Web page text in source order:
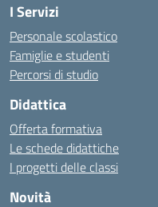
I Servizi
Personale scolastico
Famiglie e studenti
Percorsi di studio
Didattica
Offerta formativa
Le schede didattiche
I progetti delle classi
Novità